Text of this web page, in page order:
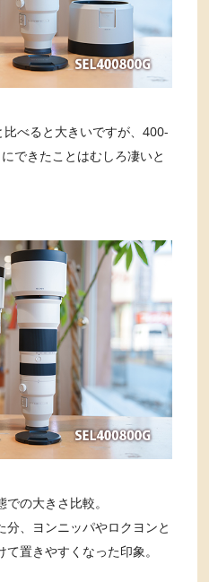
比べると大きいですが、400-
できたことはむしろ凄いと
の大きさ比較。
分、ヨンニッパやロクヨンと
置きやすくなった印象。